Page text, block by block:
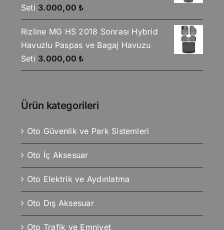
Seti 3.000,00 ₺
Rizline MG HS 2018 Sonrası Hybrid
Havuzlu Paspas ve Bagaj Havuzu
Seti 3.000,00 ₺
Ürün kategorileri
Oto Güvenlik ve Park Sistemleri
Oto İç Aksesuar
Oto Elektrik ve Aydınlatma
Oto Dış Aksesuar
Oto Trafik ve Emniyet